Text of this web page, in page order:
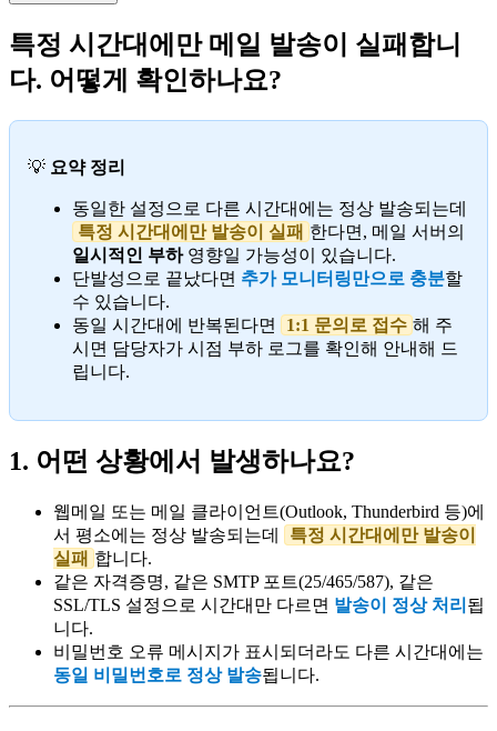
특정 시간대에만 메일 발송이 실패합니
다. 어떻게 확인하나요?
💡 요약 정리
동일한 설정으로 다른 시간대에는 정상 발송되는데
특정 시간대에만 발송이 실패 한다면, 메일 서버의
일시적인 부하영향일 가능성이 있습니다.
단발성으로 끝났다면 추가 모니터링만으로 충분할
수 있습니다.
동일 시간대에 반복된다면
1:1 문의로 접수 해 주
시면 담당자가 시점 부하 로그를 확인해 안내해 드
립니다.
1. 어떤 상황에서 발생하나요?
웹메일 또는 메일 클라이언트(Outlook, Thunderbird 등)에
서 평소에는 정상 발송되는데
특정 시간대에만 발송이
실패 합니다.
같은 자격증명, 같은 SMTP 포트(25/465/587), 같은
SSL/TLS 설정으로 시간대만 다르면 발송이 정상 처리 됩
니다.
비밀번호 오류 메시지가 표시되더라도 다른 시간대에는
동일 비밀번호로 정상 발송됩니다.